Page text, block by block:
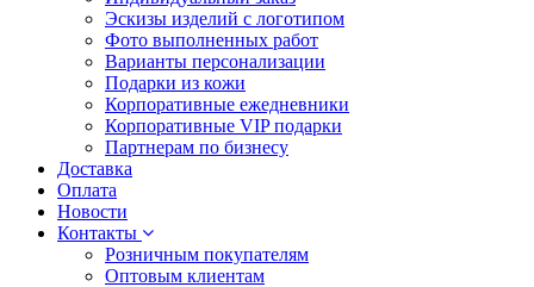
Эскизы изделий с логотипом
Фото выполненных работ
Варианты персонализации
Подарки из кожи
Корпоративные ежедневники
Корпоративные VIP подарки
Партнерам по бизнесу
Доставка
Оплата
Новости
Контакты
Розничным покупателям
Оптовым клиентам